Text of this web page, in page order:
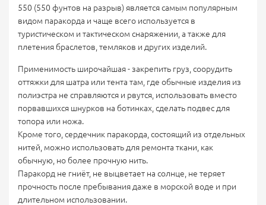
550 (550 фунтов на разрыв) является самым популярным
видом паракорда и чаще всего используется в
туристическом и тактическом снаряжении, а также для
плетения браслетов, темляков и других изделий.
Применимость широчайшая - закрепить груз, соорудить
оттяжки для шатра или тента там, где обычные изделия из
полиэстра не справляются и рвутся, использовать вместо
порвавшихся шнурков на ботинках, сделать подвес для
топора или ножа.
Кроме того, сердечник паракорда, состоящий из отдельных
нитей, можно использовать для ремонта ткани, как
обычную, но более прочную нить.
Паракорд не гниёт, не выцветает на солнце, не теряет
прочность после пребывания даже в морской воде и при
длительном использовании.